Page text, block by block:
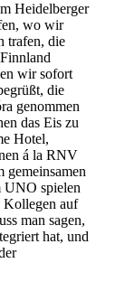
Heidelberger
wo wir
trafen, die
wir sofort
die
genommen
das Eis zu
Hotel,
á la RNV
gemeinsamen
UNO spielen
Kollegen auf
man sagen,
hat, und